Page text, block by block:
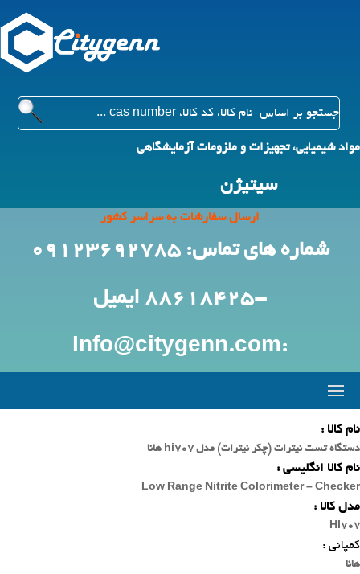
مواد شیمیایی، تجهیزات و ملزومات آزمایشگاهی
سیتیژن
ارسال سفارشات به سراسر کشور
شماره های تماس: 09123692785
-88618425 ایمیل
:Info@citygenn.com
نام کالا :
دستگاه تست نیترات (چکر نیترات) مدل hi707 هانا
نام کالا انگلیسی :
Low Range Nitrite Colorimeter – Checker
مدل کالا :
HI707
کمپانی :
هانا